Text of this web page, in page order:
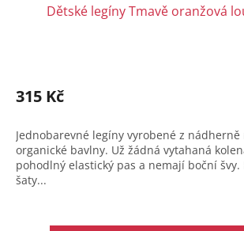
Dětské legíny Tmavě oranžová
315 Kč
Jednobarevné legíny vyrobené z nádherně
organické bavlny. Už žádná vytahaná
pohodlný elastický pas a nemají boční
šaty...